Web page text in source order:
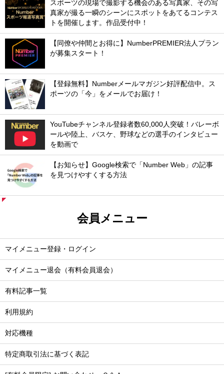
スポーツの現場で撮影する機会のある写真家、その写
真家が撮る一瞬のシーンにスポットをあてるコンテス
トを開催します。作品受付中！
【同僚や仲間とお得に】NumberPREMIER法人プラン
が募集スタート！
【登録無料】Numberメールマガジン好評配信中。ス
ポーツの「今」をメールでお届け！
YouTubeチャンネル登録者数60,000人突破！バレーボ
ールや陸上、バスケ、野球などの選手のインタビュー
を動画で
【お知らせ】Google検索で「Number Web」の記事
を見つけやすくする方法
会員メニュー
マイメニュー登録・ログイン
マイメニュー退会（有料会員退会）
有料記事一覧
利用規約
対応機種
特定商取引法に基づく表記